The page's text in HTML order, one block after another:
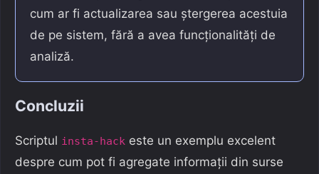
cum ar fi actualizarea sau ștergerea acestuia
de pe sistem, fără a avea funcționalități de
analiză.
Concluzii
Scriptul insta-hack este un exemplu excelent
despre cum pot fi agregate informații din surse